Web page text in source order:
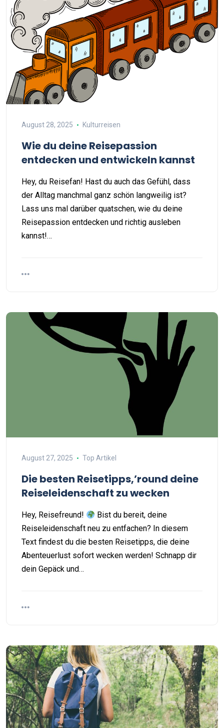
August 28, 2025 Kulturreisen
Wie du deine Reisepassion
entdecken und entwickeln kannst
Hey, du Reisefan! Hast du auch das Gefühl, dass
der Alltag manchmal ganz schön langweilig ist?
Lass uns mal darüber quatschen, wie du deine
Reisepassion entdecken und richtig ausleben
kannst!…
August 27, 2025 Top Artikel
Die besten Reisetipps,’round deine
Reiseleidenschaft zu wecken
Hey, Reisefreund!
Bist du bereit, deine
Reiseleidenschaft neu zu entfachen? In diesem
Text findest du die besten Reisetipps, die deine
Abenteuerlust sofort wecken werden! Schnapp dir
dein Gepäck und…